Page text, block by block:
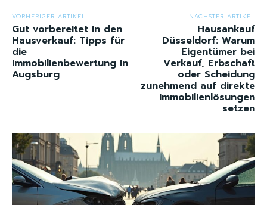
VORHERIGER ARTIKEL
Gut vorbereitet in den
Hausverkauf: Tipps für
die
Immobilienbewertung in
Augsburg
NÄCHSTER ARTIKEL
Hausankauf
Düsseldorf: Warum
Eigentümer bei
Verkauf, Erbschaft
oder Scheidung
zunehmend auf direkte
Immobilienlösungen
setzen